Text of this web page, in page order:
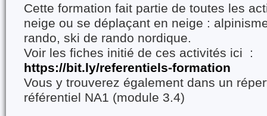
Cette formation fait partie de toutes les
neige ou se déplaçant en neige :
rando, ski de rando nordique.
Voir les fiches initié de ces activités ici :
https://bit.ly/referentiels-formation
Vous y trouverez également dans un
référentiel NA1 (module 3.4)